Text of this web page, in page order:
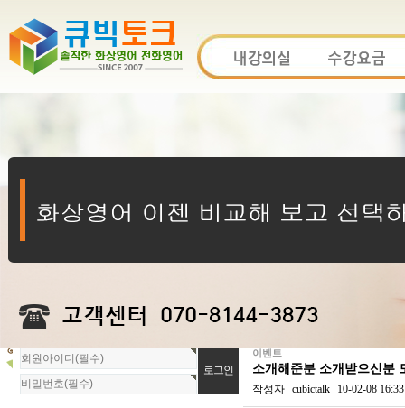
회
원
로
이벤트
소개해준분 소개받으신분
작성자 cubictalk 10-02-08 16:33